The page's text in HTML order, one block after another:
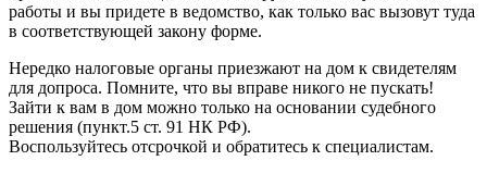
работы и вы придете в ведомство, как только вас вызовут туда
в соответствующей закону форме.
Нередко налоговые органы приезжают на дом к свидетелям
для допроса. Помните, что вы вправе никого не пускать!
Зайти к вам в дом можно только на основании судебного
решения (пункт.5 ст. 91 НК РФ).
Воспользуйтесь отсрочкой и обратитесь к специалистам.